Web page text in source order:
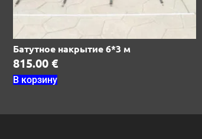
Батутное накрытие 6*3 м
815.00 €
В корзину